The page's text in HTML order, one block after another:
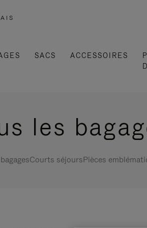
SACS ACCESSOIRES
les
Courts séjoursPièces